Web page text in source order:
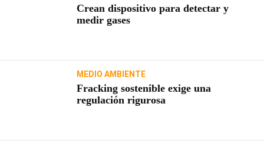
Crean dispositivo para detectar y
medir gases
MEDIO AMBIENTE
Fracking sostenible exige una
regulación rigurosa